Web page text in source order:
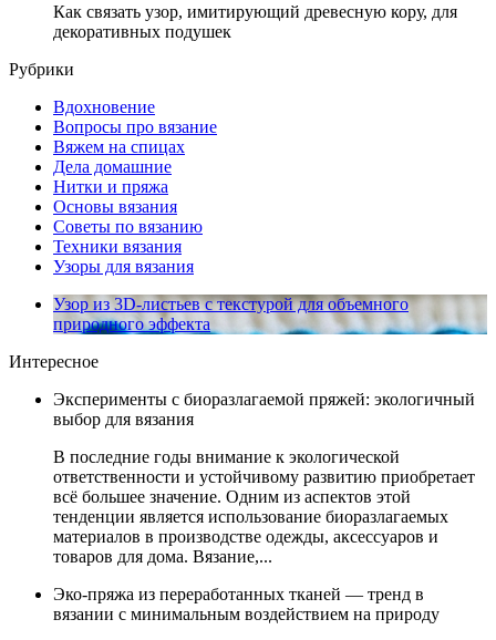
Как связать узор, имитирующий древесную кору, для
декоративных подушек
Рубрики
Вдохновение
Вопросы про вязание
Вяжем на спицах
Дела домашние
Нитки и пряжа
Основы вязания
Советы по вязанию
Техники вязания
Узоры для вязания
Узор из 3D-листьев с текстурой для объемного
природного эффекта
Интересное
Эксперименты с биоразлагаемой пряжей: экологичный
выбор для вязания
В последние годы внимание к экологической
ответственности и устойчивому развитию приобретает
всё большее значение. Одним из аспектов этой
тенденции является использование биоразлагаемых
материалов в производстве одежды, аксессуаров и
товаров для дома. Вязание,...
Эко-пряжа из переработанных тканей — тренд в
вязании с минимальным воздействием на природу